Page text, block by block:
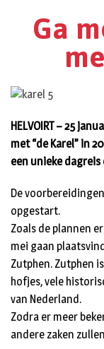
Ga
HELVOIRT – 25
met “de Karel” in
een unieke dagreis
De
opgestart.
Zoals de plannen
mei gaan
Zutphen. Zutphen
hofjes, vele
van Nederland.
Zodra er meer
andere zaken